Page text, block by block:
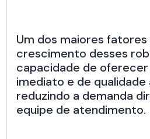
Um dos maiores fatores
crescimento desses
capacidade de
imediato e de qualidade
reduzindo a demanda
equipe de atendimento.